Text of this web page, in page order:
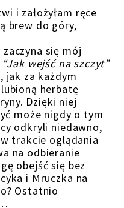
i założyłam ręce
brew do góry,
się mój
“Jak wejść na szczyt”
jak za każdym
herbatę
Dzięki niej
może nigdy o tym
odkryli niedawno,
trakcie oglądania
na odbieranie
obejść się bez
i Mruczka na
Ostatnio